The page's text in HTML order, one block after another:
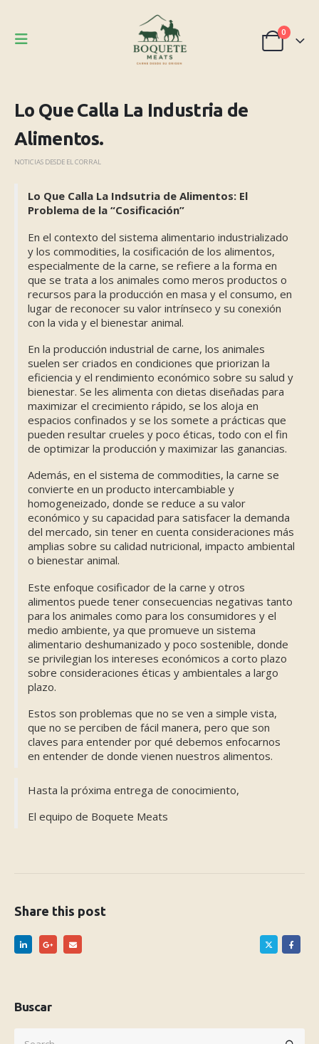
0
Lo Que Calla La Industria de
Alimentos.
NOTICIAS DESDE EL CORRAL
Lo Que Calla La Indsutria de Alimentos: El
Problema de la “Cosificación”
En el contexto del sistema alimentario industrializado
y los commodities, la cosificación de los alimentos,
especialmente de la carne, se refiere a la forma en
que se trata a los animales como meros productos o
recursos para la producción en masa y el consumo, en
lugar de reconocer su valor intrínseco y su conexión
con la vida y el bienestar animal.
En la producción industrial de carne, los animales
suelen ser criados en condiciones que priorizan la
eficiencia y el rendimiento económico sobre su salud y
bienestar. Se les alimenta con dietas diseñadas para
maximizar el crecimiento rápido, se los aloja en
espacios confinados y se los somete a prácticas que
pueden resultar crueles y poco éticas, todo con el fin
de optimizar la producción y maximizar las ganancias.
Además, en el sistema de commodities, la carne se
convierte en un producto intercambiable y
homogeneizado, donde se reduce a su valor
económico y su capacidad para satisfacer la demanda
del mercado, sin tener en cuenta consideraciones más
amplias sobre su calidad nutricional, impacto ambiental
o bienestar animal.
Este enfoque cosificador de la carne y otros
alimentos puede tener consecuencias negativas tanto
para los animales como para los consumidores y el
medio ambiente, ya que promueve un sistema
alimentario deshumanizado y poco sostenible, donde
se privilegian los intereses económicos a corto plazo
sobre consideraciones éticas y ambientales a largo
plazo.
Estos son problemas que no se ven a simple vista,
que no se perciben de fácil manera, pero que son
claves para entender por qué debemos enfocarnos
en entender de donde vienen nuestros alimentos.
Hasta la próxima entrega de conocimiento,
El equipo de Boquete Meats
Share this post
Buscar